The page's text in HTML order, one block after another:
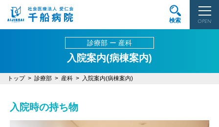
OPEN
検索
診療部 ー 産科
入院案内(病棟案内)
トップ 診療部 産科 入院案内(病棟案内)
入院時の持ち物